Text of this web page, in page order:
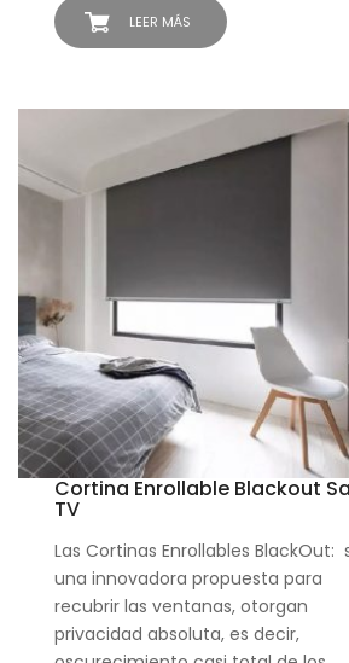
LEER MÁS
Cortina Enrollable Blackout
TV
Las Cortinas Enrollables BlackOut:
una innovadora propuesta para
recubrir las ventanas, otorgan
privacidad absoluta, es decir,